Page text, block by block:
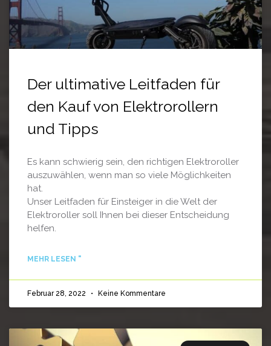
Der ultimative Leitfaden für
den Kauf von Elektrorollern
und Tipps
Es kann schwierig sein, den richtigen Elektroroller
auszuwählen, wenn man so viele Möglichkeiten
hat.
Unser Leitfaden für Einsteiger in die Welt der
Elektroroller soll Ihnen bei dieser Entscheidung
helfen.
MEHR LESEN "
Februar 28, 2022 Keine Kommentare